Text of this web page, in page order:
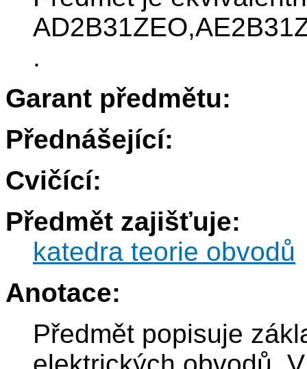
.
Garant předmětu:
Přednášející:
Cvičící:
Předmět zajišťuje:
katedra teorie obvodů
Anotace:
Předmět popisuje